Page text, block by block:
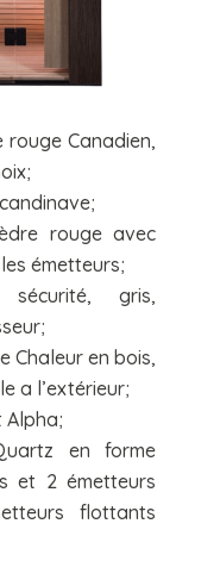
rouge Canadien,
rouge avec
émetteurs;
gris,
Chaleur en bois,
a l’extérieur;
Alpha;
en forme
et 2 émetteurs
flottants